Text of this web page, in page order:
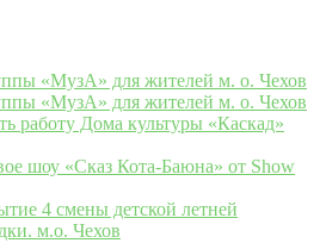
«МузА» для жителей м. о. Чехов
«МузА» для жителей м. о. Чехов
работу Дома культуры «Каскад»
шоу «Сказ Кота‑Баюна» от Show
4 смены детской летней
м.о. Чехов